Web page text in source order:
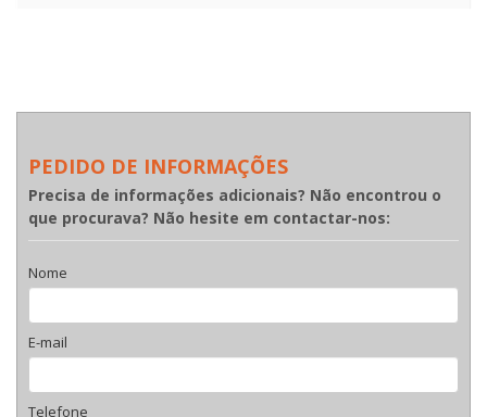
PEDIDO DE INFORMAÇÕES
Precisa de informações adicionais? Não encontrou o
que procurava? Não hesite em contactar-nos:
Nome
E-mail
Telefone